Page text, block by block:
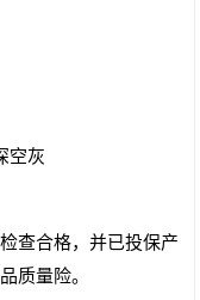
空灰
查合格，并已投保产
质量险。